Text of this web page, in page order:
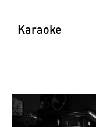
Karaoke